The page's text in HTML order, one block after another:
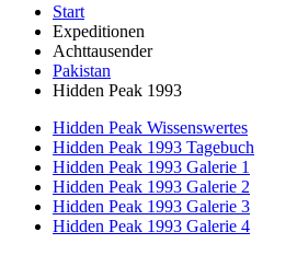
Start
Expeditionen
Achttausender
Pakistan
Hidden Peak 1993
Hidden Peak Wissenswertes
Hidden Peak 1993 Tagebuch
Hidden Peak 1993 Galerie 1
Hidden Peak 1993 Galerie 2
Hidden Peak 1993 Galerie 3
Hidden Peak 1993 Galerie 4